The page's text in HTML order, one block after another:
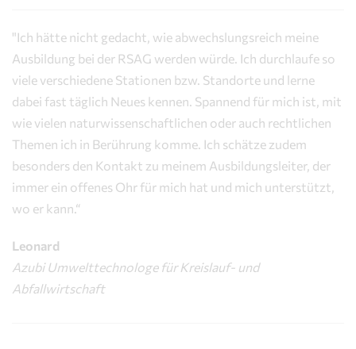
"Ich hätte nicht gedacht, wie abwechslungsreich meine
Ausbildung bei der RSAG werden würde. Ich durchlaufe so
viele verschiedene Stationen bzw. Standorte und lerne
dabei fast täglich Neues kennen. Spannend für mich ist, mit
wie vielen naturwissenschaftlichen oder auch rechtlichen
Themen ich in Berührung komme. Ich schätze zudem
besonders den Kontakt zu meinem Ausbildungsleiter, der
immer ein offenes Ohr für mich hat und mich unterstützt,
wo er kann.“
Leonard
Azubi Umwelttechnologe für Kreislauf- und
Abfallwirtschaft